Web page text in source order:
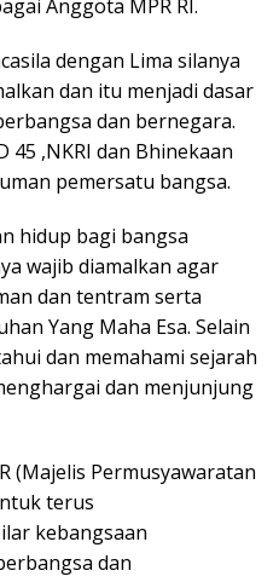
Anggota MPR RI.
dengan Lima silanya
dan itu menjadi dasar
dan bernegara.
,NKRI dan Bhinekaan
pemersatu bangsa.
hidup bagi bangsa
wajib diamalkan agar
dan tentram serta
Yang Maha Esa. Selain
dan memahami sejarah
dan menjunjung
(Majelis Permusyawaratan
terus
kebangsaan
dan